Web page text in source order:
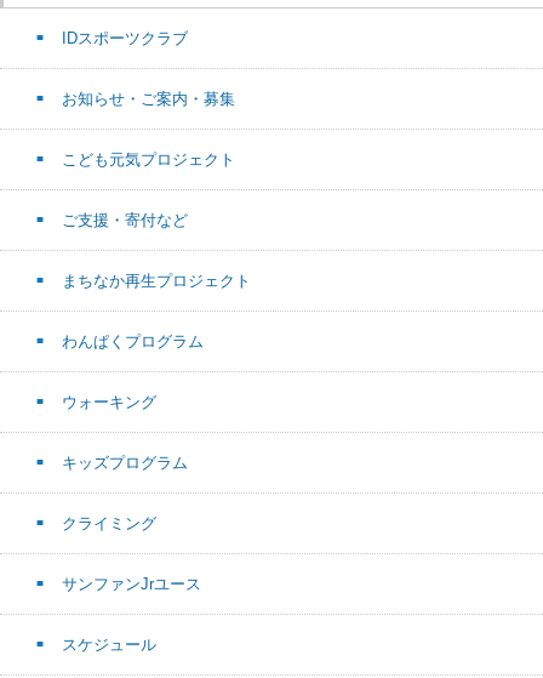
IDスポーツクラブ
お知らせ・ご案内・募集
こども元気プロジェクト
ご支援・寄付など
まちなか再生プロジェクト
わんぱくプログラム
ウォーキング
キッズプログラム
クライミング
サンファンJrユース
スケジュール